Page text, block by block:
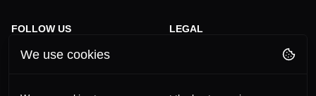
FOLLOW US
TikTok
LEGAL
We use cookies